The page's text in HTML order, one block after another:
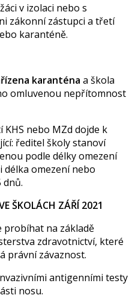
v izolaci nebo s
zákonní zástupci a třetí
karanténě.
karanténa a škola
omluvenou nepřítomnost
nebo MZd dojde k
ředitel školy stanoví
podle délky omezení
omezení nebo
dnů.
ŠKOLÁCH ZÁŘÍ 2021
probíhat na základě
zdravotnictví, které
právní závaznost.
antigenními testy
nosu.